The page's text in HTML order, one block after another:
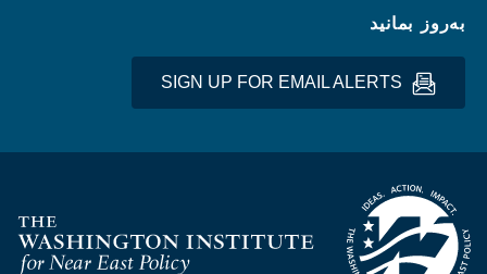
به‌روز بمانید
Homepage